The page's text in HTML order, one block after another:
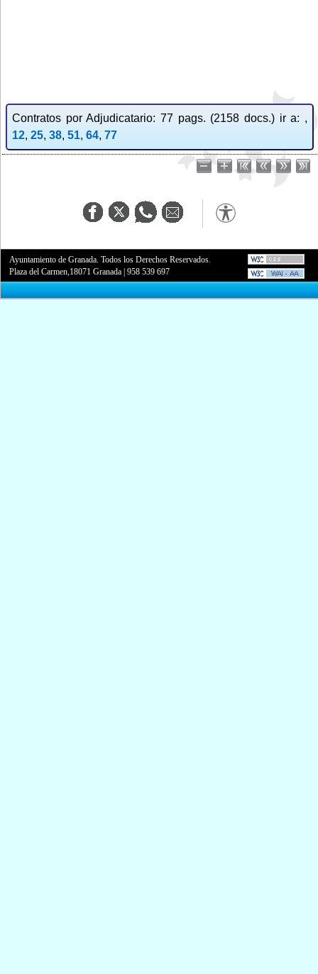
Contratos por Adjudicatario: 77 pags. (2158 docs.) ir a: ,
12, 25, 38, 51, 64, 77
Ayuntamiento de Granada. Todos los Derechos Reservados.
Plaza del Carmen,18071 Granada |958 539 697